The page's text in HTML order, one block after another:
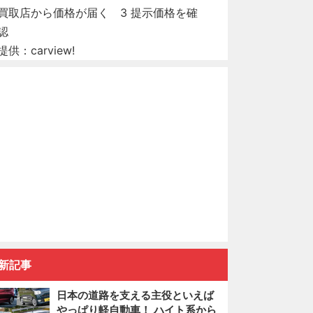
供：carview!
記事
日本の道路を支える主役といえば
やっぱり軽自動車！ ハイト系から